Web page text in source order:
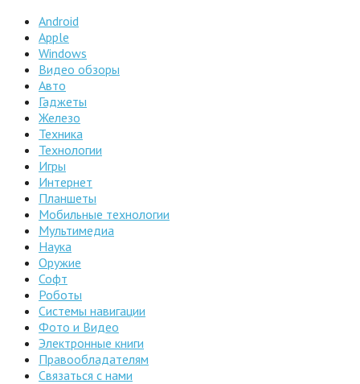
Android
Apple
Windows
Видео обзоры
Авто
Гаджеты
Железо
Техника
Технологии
Игры
Интернет
Планшеты
Мобильные технологии
Мультимедиа
Наука
Оружие
Софт
Роботы
Системы навигации
Фото и Видео
Электронные книги
Правообладателям
Связаться с нами